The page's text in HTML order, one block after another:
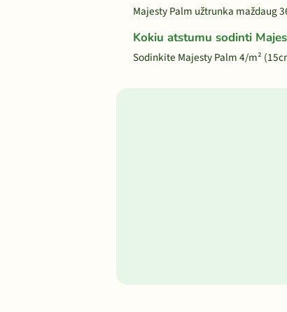
Majesty Palm užtrunka maždaug
Kokiu atstumu sodinti
Sodinkite Majesty Palm 4/m²